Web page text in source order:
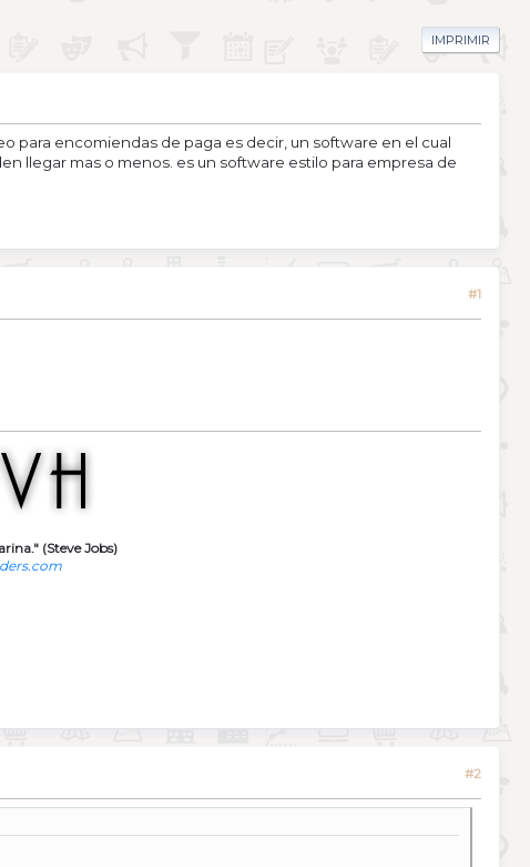
IMPRIMIR
para encomiendas de paga es decir, un software en el cual
llegar mas o menos. es un software estilo para empresa de
#1
(Steve Jobs)
#2